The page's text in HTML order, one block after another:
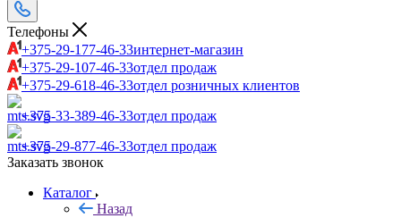
Телефоны
+375-29-177-46-33интернет-магазин
+375-29-107-46-33отдел продаж
+375-29-618-46-33отдел розничных клиентов
+375-33-389-46-33отдел продаж
+375-29-877-46-33отдел продаж
Заказать звонок
Каталог
Назад